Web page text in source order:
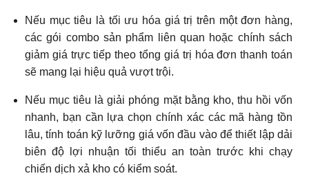
Nếu mục tiêu là tối ưu hóa giá trị trên một đơn hàng,
các gói combo sản phẩm liên quan hoặc chính sách
giảm giá trực tiếp theo tổng giá trị hóa đơn thanh toán
sẽ mang lại hiệu quả vượt trội.
Nếu mục tiêu là giải phóng mặt bằng kho, thu hồi vốn
nhanh, bạn cần lựa chọn chính xác các mã hàng tồn
lâu, tính toán kỹ lưỡng giá vốn đầu vào để thiết lập dải
biên độ lợi nhuận tối thiểu an toàn trước khi chạy
chiến dịch xả kho có kiểm soát.